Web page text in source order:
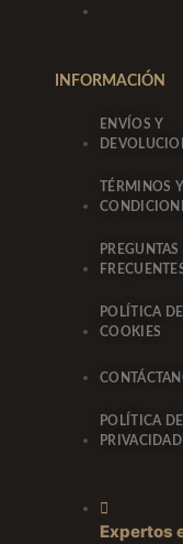
INFORMACIÓN
ENVÍOS Y
TÉRMINOS Y
PREGUNTAS
POLÍTICA DE
COOKIES
POLÍTICA DE
PRIVACIDAD
Expertos